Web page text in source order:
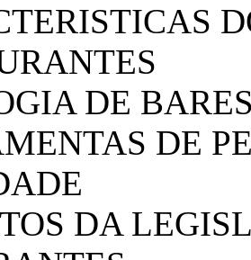
DE
DE
DA